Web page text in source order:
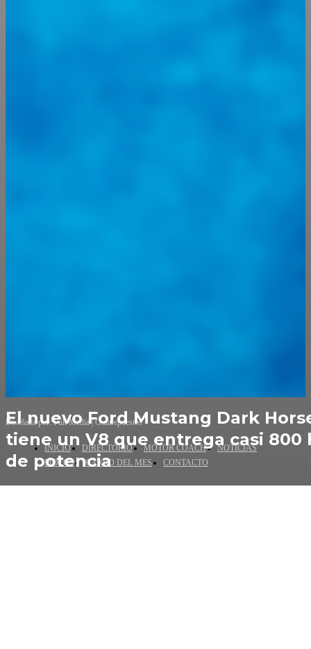
El nuevo Ford Mustang Dark
tiene un V8 que entrega casi 800
de potencia
Diseñada por: Full Media | Guiarepuestos
INICIO DIRECTORIO MOTOR COACH
NOTICIAS
MOTOS
CARRO DEL MES CONTACTO